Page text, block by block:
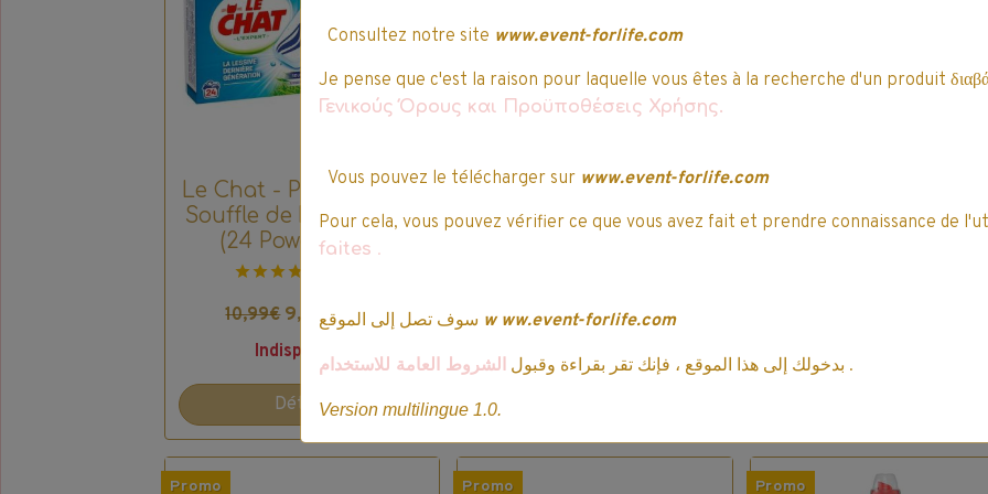
Le Chat - Power Bars -
Souffle de Fraîcheur -
(24 Power Bars)
10,99€ 9,34€ TTC
Indisponible
Détails
Le Chat - Duo Bulles -
Souffle de Fraîcheur -
7,89€ 6,71€ TTC
Indisponible
L’Expert
Promo Promo Promo
Consultez notre site www.event-forlife.com
Je pense que c'est la raison pour laquelle vous êtes à la recherche d'un produit
Γενικούς Όρους και Προϋποθέσεις Χρήσης.
Vous pouvez le télécharger sur www.event-forlife.com
Pour cela, vous pouvez vérifier ce que vous avez fait et prendre connaissance de
faites .
w ww.event-forlife.com
بدخولك إلى هذا الموقع ، فإنك تقر بقراءة وقبول الشروط العامة للاستخدام .
Version multilingue 1.0.